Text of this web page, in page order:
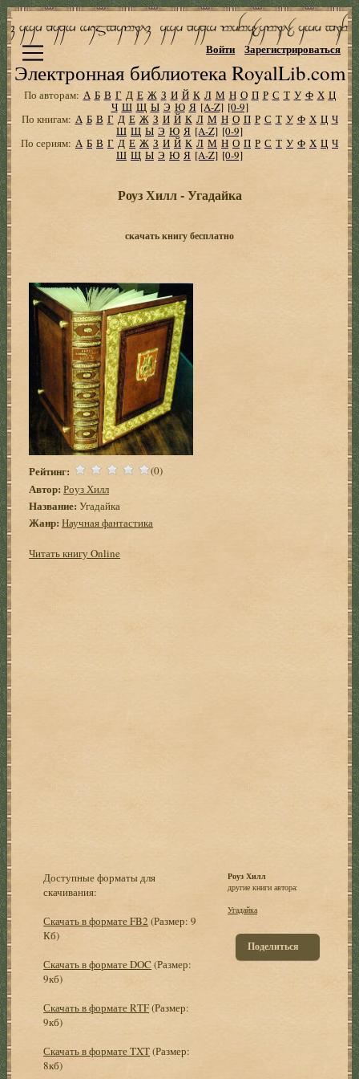
Электронная библиотека RoyalLib.com
Войти Зарегистрироваться
По авторам: А Б В Г Д Е Ж З И Й К Л М Н О П Р С Т У Ф Х Ц
Ч Ш Щ Ы Э Ю Я [A-Z] [0-9]
По книгам: А Б В Г Д Е Ж З И Й К Л М Н О П Р С Т У Ф Х Ц Ч
Ш Щ Ы Э Ю Я [A-Z] [0-9]
По сериям: А Б В Г Д Е Ж З И Й К Л М Н О П Р С Т У Ф Х Ц Ч
Ш Щ Ы Э Ю Я [A-Z] [0-9]
Роуз Хилл - Угадайка
скачать книгу бесплатно
Рейтинг: (0)
Автор: Роуз Хилл
Название: Угадайка
Жанр: Научная фантастика
Читать книгу Online
Доступные форматы для
скачивания:
Скачать в формате FB2 (Размер: 9
Кб)
Скачать в формате DOC (Размер:
9кб)
Скачать в формате RTF(Размер:
9кб)
Скачать в формате TXT(Размер:
8кб)
Роуз Хилл
другие книги автора:
Угадайка
Поделиться